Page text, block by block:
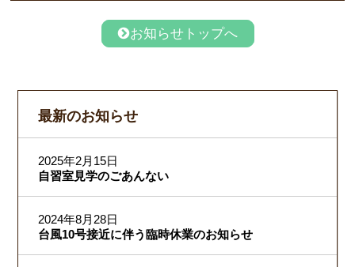
お知らせトップへ
最新のお知らせ
2025年2月15日
自習室見学のごあんない
2024年8月28日
台風10号接近に伴う臨時休業のお知らせ